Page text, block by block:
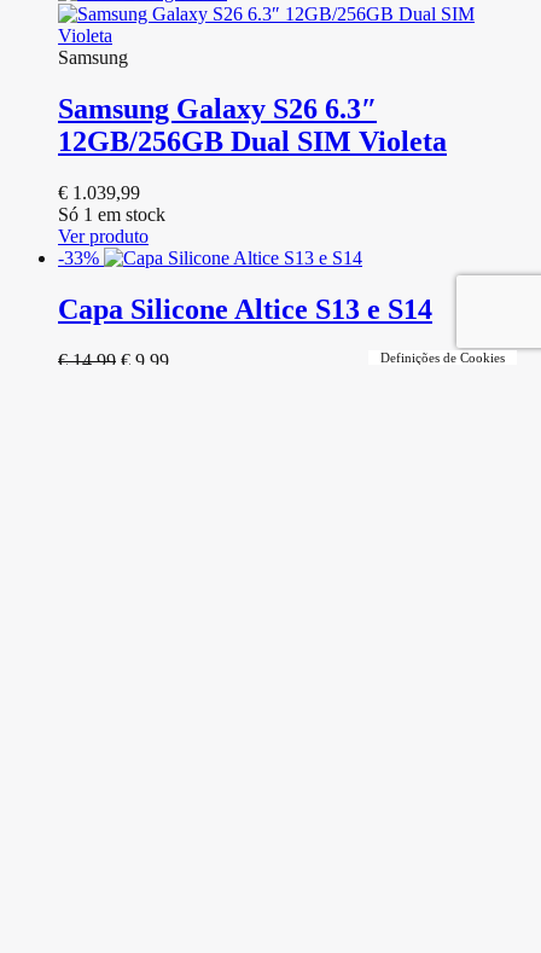
Samsung
Samsung Galaxy S26 6.3″
12GB/256GB Dual SIM Violeta
€ 1.039,99
Só 1 em stock
Ver produto
-33%
Capa Silicone Altice S13 e S14
€14,99 O
€ 9,99O
Definições de Cookies